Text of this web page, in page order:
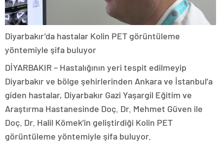
Diyarbakır’da hastalar Kolin PET görüntüleme
yöntemiyle şifa buluyor
DİYARBAKIR – Hastalığının yeri tespit edilmeyip
Diyarbakır ve bölge şehirlerinden Ankara ve İstanbul’a
giden hastalar, Diyarbakır Gazi Yaşargil Eğitim ve
Araştırma Hastanesinde Doç. Dr. Mehmet Güven ile
Doç. Dr. Halil Kömek’in geliştirdiği Kolin PET
görüntüleme yöntemiyle şifa buluyor.